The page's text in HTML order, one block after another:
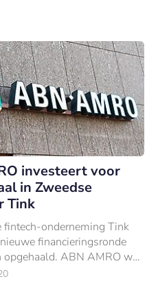
investeert voor
in Zweedse
Tink
fintech-onderneming Tink
financieringsronde
ABN AMRO was
één van de